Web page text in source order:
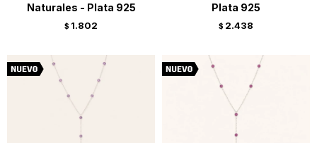
Naturales - Plata 925
$ 1.802
Plata 925
$ 2.438